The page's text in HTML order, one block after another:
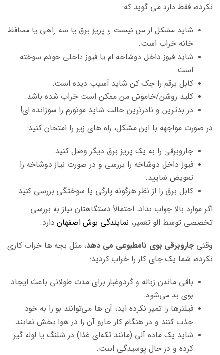
نکرده، فقط دارد می گوید که:
شاید مشکل از من نیست و پریز برق یا سه راهی یا محافظ
خانه خراب است.
شاید فیوز داخل دوشاخه ام یا فیوز داخلی خودم سوخته
است.
کابل برقم را چک کن شاید آسیب دیده است.
کلید روشن/خاموش من ممکن است خراب شده باشد.
در بدترین و نادرترین حالت شاید موتورم را سوزانده ای!
در صورت مواجهه با این مشکل، راه های زیر را امتحان کنید:
جاروبرقی را به یک پریز برق دیگر وصل کنید.
فیوز داخل دوشاخه را بررسی و در صورت نیاز دوشاخه را
تعویض نمایید.
کابل برق را از نظر هرگونه پارگی یا سوختگی بررسی کنید.
اگر موارد بالا جواب نداد، احتمالاً دستگاهتان نیاز به بررسی
تخصصی توسط الو تعمیر، نمایندگی بوش اصفهان دارد.
وقتی جاروبرقی بوی نامطبوعی می دهد، مثل بچه ها خراب کاری
نکرده، شما یک جای کار را خراب کردید:
باقی ماندن زباله و گردوغبار برای مدت طولانی باعث ایجاد
بوی بد می‌شود.
فیلترها را تمیز نکرده اید، آن ها می‌توانند بو را به خود
جذب کنند و در هنگام کار جارو آن را در هوا پخش نمایند.
شاید یک ماده آلی (مانند تکه‌ای غذا) در شلنگ یا لوله گیر
کرده و در حال پوسیدگی است.